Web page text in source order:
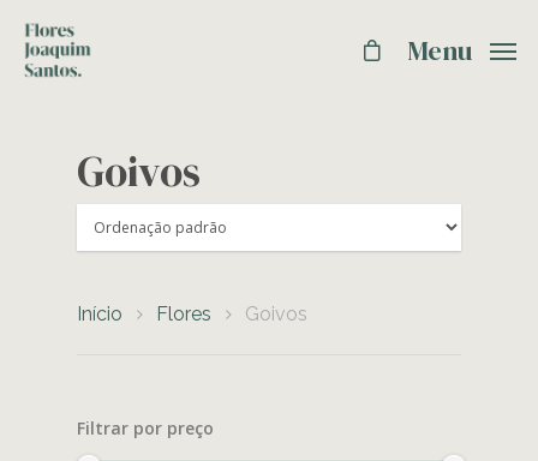
Menu
Goivos
Início Flores Goivos
Filtrar por preço